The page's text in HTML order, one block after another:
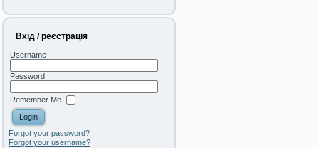
Вхід / реєстрація
Username
Password
Remember Me
Forgot your password?
Forgot your username?